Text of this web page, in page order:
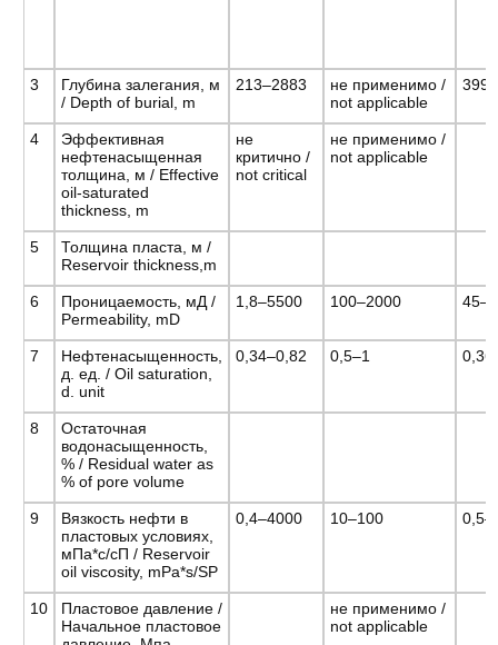
3
Глубина залегания, м
/ Depth of burial, m
213–2883
не применимо /
not applicable
4
Эффективная
нефтенасыщенная
толщина, м / Effective
oil-saturated
thickness, m
не
критично /
not critical
не применимо /
not applicable
5
Толщина пласта, м /
Reservoir thickness,m
6
Проницаемость, мД /
Permeability, mD
1,8–5500 100–2000
7
Нефтенасыщенность,
д. ед. / Oil saturation,
d. unit
0,34–0,82 0,5–1
8
Остаточная
водонасыщенность,
% / Residual water as
% of pore volume
9
Вязкость нефти в
пластовых условиях,
мПа*с/сП / Reservoir
oil viscosity, mPa*s/SP
0,4–4000 10–100
10
Пластовое давление /
Начальное пластовое
не применимо /
not applicable